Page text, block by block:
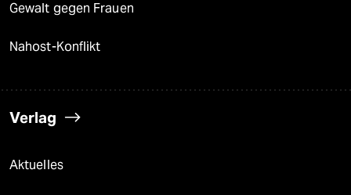
Gewalt gegen Frauen
Nahost-Konflikt
Verlag
Aktuelles